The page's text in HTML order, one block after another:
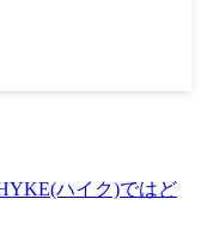
ハイク)ではど